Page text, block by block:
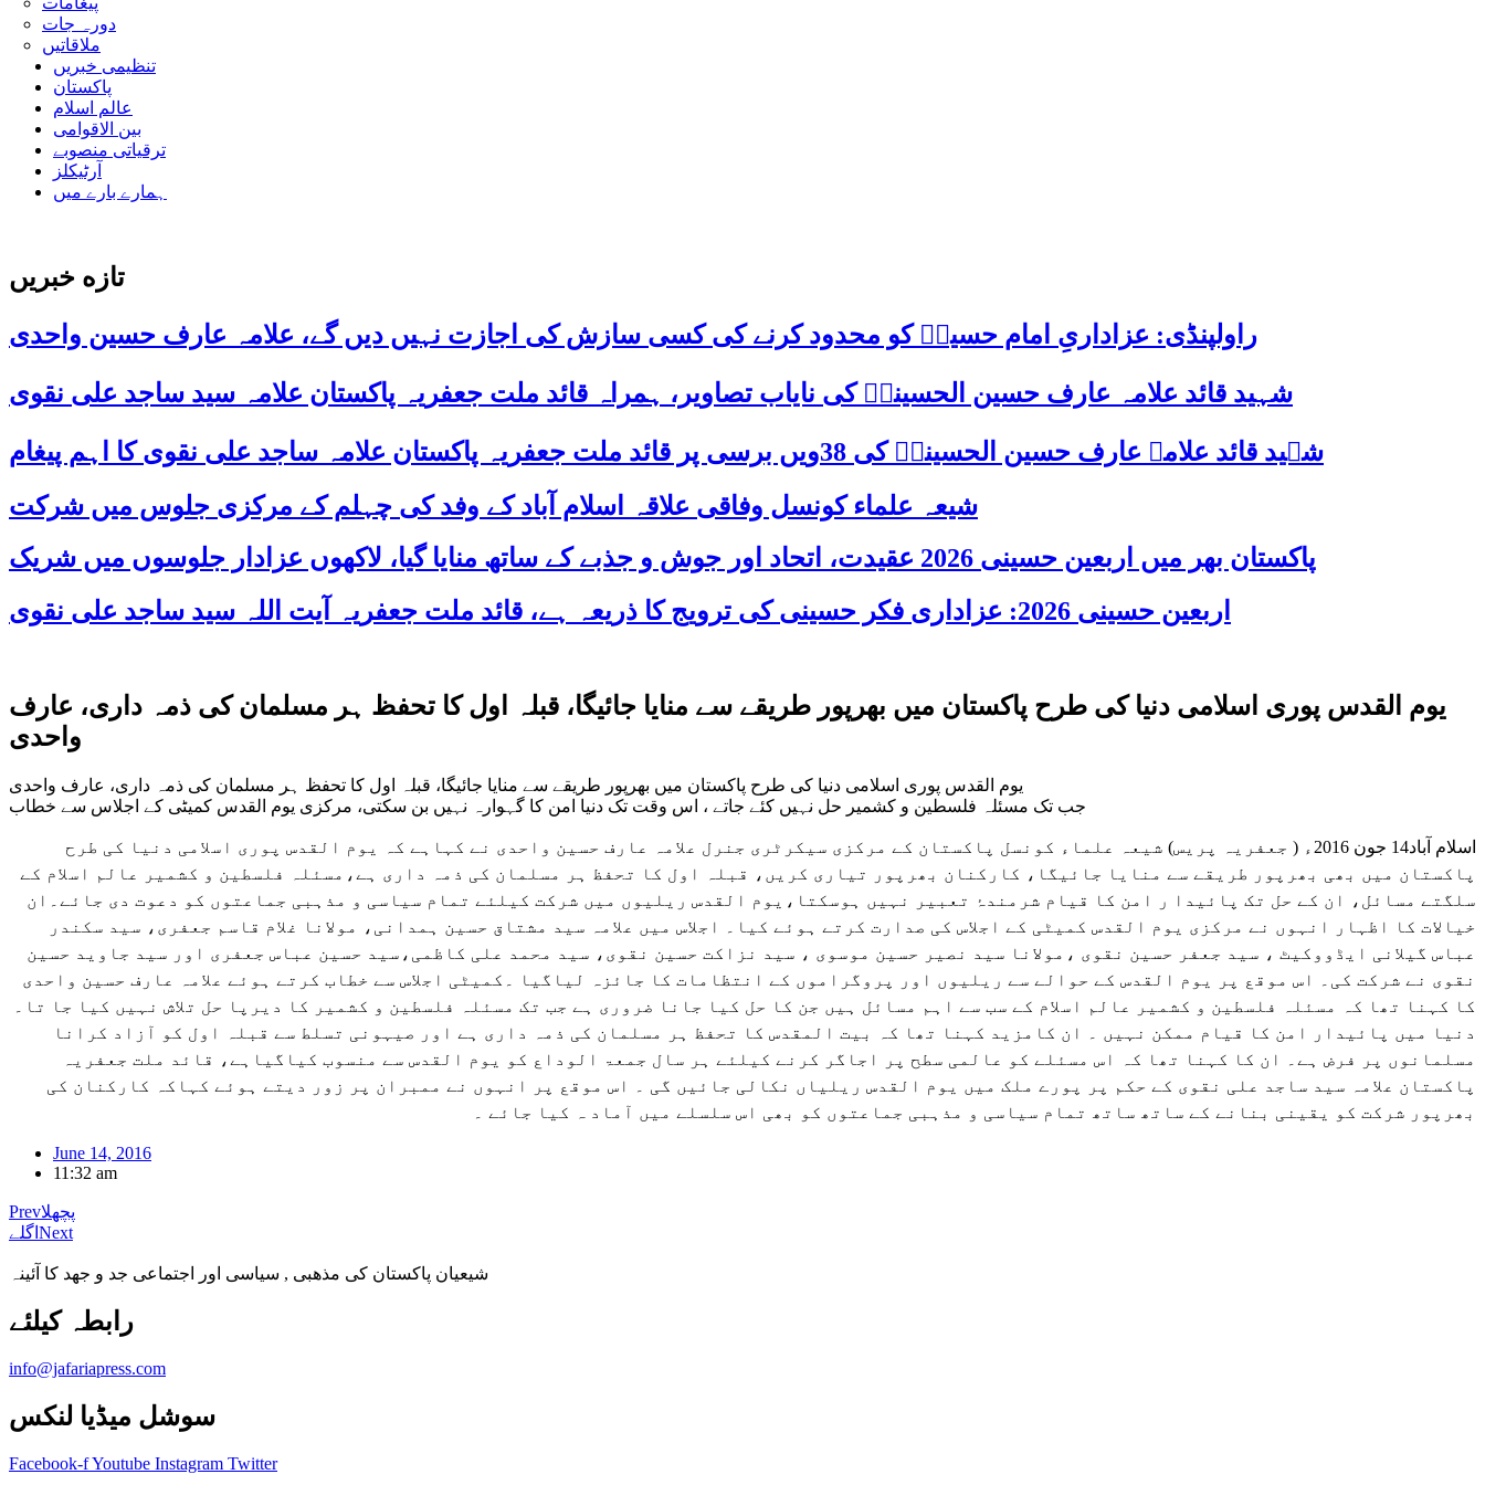
دورہ جات
ملاقاتیں
تنظیمی خبریں
پاکستان
عالم اسلام
بین الاقوامی
ترقیاتی منصوبے
آرٹیکلز
ہمارے بارے میں
تازه خبریں
راولپنڈی: عزاداریِ امام حسینؑ کو محدود کرنے کی کسی سازش کی اجازت نہیں دیں گے، علامہ عارف حسین واحدی
شہید قائد علامہ عارف حسین الحسینیؒ کی نایاب تصاویر، ہمراہ قائد ملت جعفریہ پاکستان علامہ سید ساجد علی نقوی
شہید قائد علامہ عارف حسین الحسینیؒ کی 38ویں برسی پر قائد ملت جعفریہ پاکستان علامہ ساجد علی نقوی کا اہم پیغام
شیعہ علماء کونسل وفاقی علاقہ اسلام آباد کے وفد کی چہلم کے مرکزی جلوس میں شرکت
پاکستان بھر میں اربعین حسینی 2026 عقیدت، اتحاد اور جوش و جذبے کے ساتھ منایا گیا، لاکھوں عزادار جلوسوں میں شریک
اربعین حسینی 2026: عزاداری فکر حسینی کی ترویج کا ذریعہ ہے، قائد ملت جعفریہ آیت اللہ سید ساجد علی نقوی
یوم القدس پوری اسلامی دنیا کی طرح پاکستان میں بھرپور طریقے سے منایا جائیگا، قبلہ اول کا تحفظ ہر مسلمان کی ذمہ داری، عارف
واحدی
یوم القدس پوری اسلامی دنیا کی طرح پاکستان میں بھرپور طریقے سے منایا جائیگا، قبلہ اول کا تحفظ ہر مسلمان کی ذمہ داری، عارف واحدی
جب تک مسئلہ فلسطین و کشمیر حل نہیں کئے جاتے ، اس وقت تک دنیا امن کا گہوارہ نہیں بن سکتی، مرکزی یوم القدس کمیٹی کے اجلاس سے خطاب
اسلام آباد14 جون 2016ء ( جعفریہ پریس) شیعہ علماء کونسل پاکستان کے مرکزی سیکرٹری جنرل علامہ عارف حسین واحدی نے کہاہے کہ یوم القدس پوری اسلامی دنیا کی طرح
پاکستان میں بھی بھرپور طریقے سے منایا جائیگا، کارکنان بھرپور تیاری کریں، قبلہ اول کا تحفظ ہر مسلمان کی ذمہ داری ہے،مسئلہ فلسطین و کشمیر عالم اسلام کے
سلگتے مسائل، ان کے حل تک پائیدا ر امن کا قیام شرمندۂ تعبیر نہیں ہوسکتا،یوم القدس ریلیوں میں شرکت کیلئے تمام سیاسی و مذہبی جماعتوں کو دعوت دی جائے۔
ان
خیالات کا اظہار انہوں نے مرکزی یوم القدس کمیٹی کے اجلاس کی صدارت کرتے ہوئے کیا۔ اجلاس میں علامہ سید مشتاق حسین ہمدانی، مولانا غلام قاسم جعفری، سید سکندر
عباس گیلانی ایڈووکیٹ ، سید جعفر حسین نقوی ،مولانا سید نصیر حسین موسوی ، سید نزاکت حسین نقوی، سید محمد علی کاظمی،سید حسین عباس جعفری اور سید جاوید حسین
نقوی نے شرکت کی۔ اس موقع پر یوم القدس کے حوالے سے ریلیوں اور پروگراموں کے انتظامات کا جائزہ لیاگیا ۔کمیٹی اجلاس سے خطاب کرتے ہوئے علامہ عارف حسین واحدی
کا کہنا تھا کہ مسئلہ فلسطین و کشمیر عالم اسلام کے سب سے اہم مسائل ہیں جن کا حل کیا جانا ضروری ہے جب تک مسئلہ فلسطین و کشمیر کا دیرپا حل تلاش نہیں کیا جا تا۔
دنیا میں پائیدار امن کا قیام ممکن نہیں ۔ ان کامزید کہنا تھا کہ بیت المقدس کا تحفظ ہر مسلمان کی ذمہ داری ہے اور صیہونی تسلط سے قبلہ اول کو آزاد کرانا
مسلمانوں پر فرض ہے۔ ان کا کہنا تھا کہ اس مسئلے کو عالمی سطح پر اجاگر کرنے کیلئے ہر سال جمعۃ الوداع کو یوم القدس سے منسوب کیاگیاہے، قائد ملت جعفریہ
پاکستان علامہ سید ساجد علی نقوی کے حکم پر پورے ملک میں یوم القدس ریلیاں نکالی جائیں گی ۔ اس موقع پر انہوں نے ممبران پر زور دیتے ہوئے کہاکہ کارکنان کی
بھرپور شرکت کو یقینی بنانے کے ساتھ ساتھ تمام سیاسی و مذہبی جماعتوں کو بھی اس سلسلے میں آماد ہ کیا جائے ۔
June 14, 2016
11:32 am
Prevپچھلا
اگلے Next
شیعیان پاکستان کی مذهبی , سیاسی اور اجتماعی جد و جهد کا آئینہ
info@jafariapress.com​
سوشل میڈیا لنکس
Facebook-fYoutube Instagram Twitter